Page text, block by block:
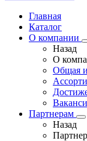
Главная
Каталог
О компании
Назад
О
Общая
Партнерам
Назад